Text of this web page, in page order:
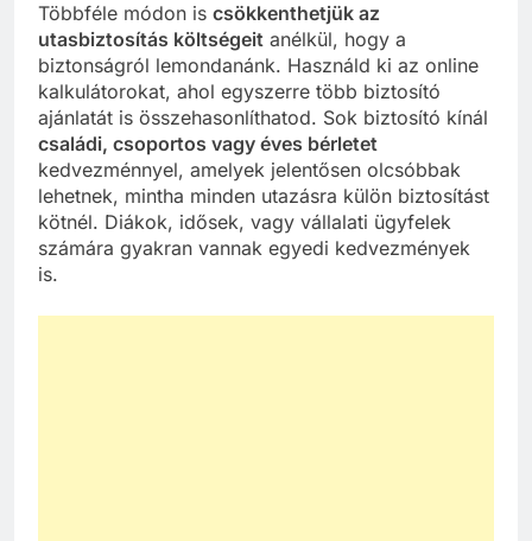
Többféle módon is csökkenthetjük az
utasbiztosítás költségeit anélkül, hogy a
biztonságról lemondanánk. Használd ki az online
kalkulátorokat, ahol egyszerre több biztosító
ajánlatát is összehasonlíthatod. Sok biztosító kínál
családi, csoportos vagy éves bérletet
kedvezménnyel, amelyek jelentősen olcsóbbak
lehetnek, mintha minden utazásra külön biztosítást
kötnél. Diákok, idősek, vagy vállalati ügyfelek
számára gyakran vannak egyedi kedvezmények
is.